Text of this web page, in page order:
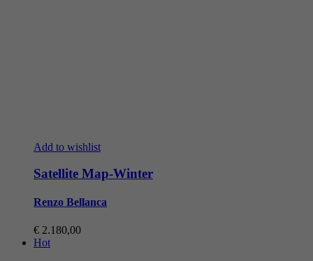
Add to wishlist
Satellite Map-Winter
Renzo Bellanca
€ 2.180,00
Hot